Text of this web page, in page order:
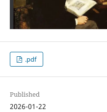
.pdf
Published
2026-01-22